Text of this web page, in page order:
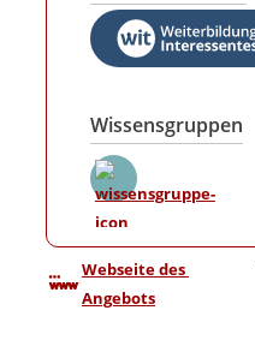
Wissensgruppen
Webseite des
Angebots